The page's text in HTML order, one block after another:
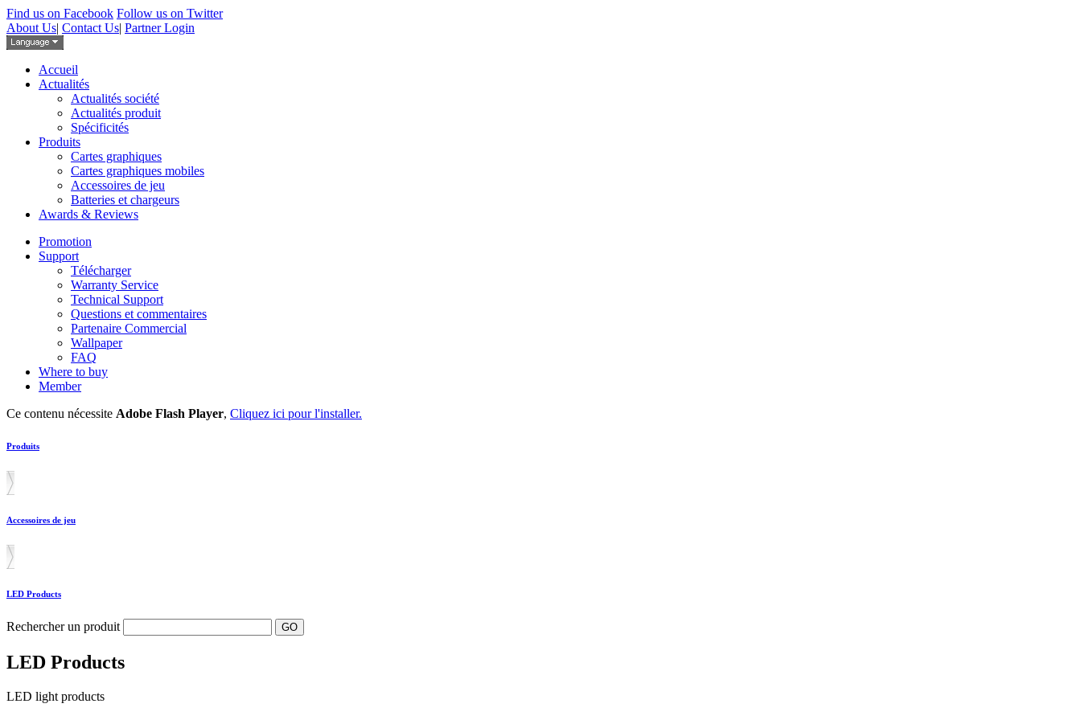
Find us on Facebook Follow us on Twitter
About Us| Contact Us| Partner Login
Accueil
Actualités
Actualités société
Actualités produit
Spécificités
Produits
Cartes graphiques
Cartes graphiques mobiles
Accessoires de jeu
Batteries et chargeurs
Awards & Reviews
Promotion
Support
Télécharger
Warranty Service
Technical Support
Questions et commentaires
Partenaire Commercial
Wallpaper
FAQ
Where to buy
Member
Ce contenu nécessite Adobe Flash Player, Cliquez ici pour l'installer.
Produits
Accessoires de jeu
LED Products
Rechercher un produit
LED Products
LED light products